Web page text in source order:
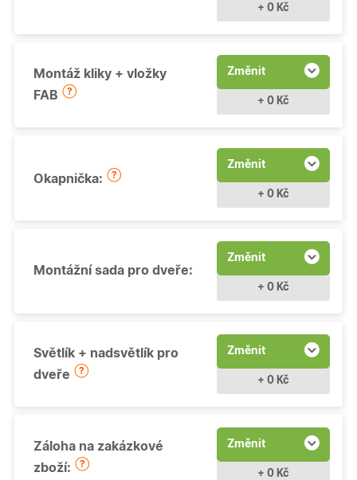
+ 0 Kč
Montáž kliky + vložky
FAB
Změnit
+ 0 Kč
Okapnička:
Změnit
+ 0 Kč
Montážní sada pro dveře:
Změnit
+ 0 Kč
Světlík + nadsvětlík pro
dveře
Změnit
+ 0 Kč
Záloha na zakázkové
zboží:
Změnit
+ 0 Kč